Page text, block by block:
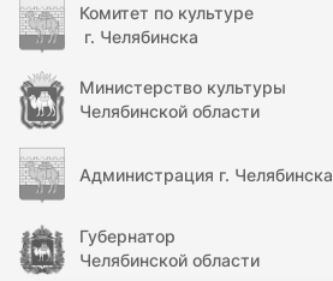
Комитет по культуре
г. Челябинска
Министерство культуры
Челябинской области
Администрация г. Челябинска
Губернатор
Челябинской области